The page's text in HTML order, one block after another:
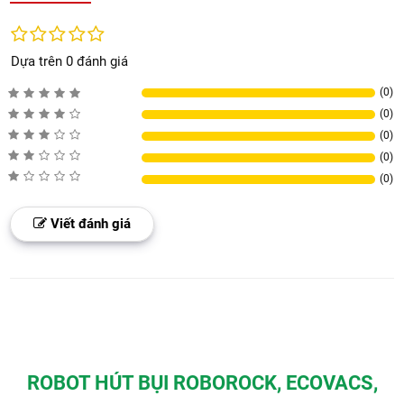
Dựa trên 0 đánh giá
(0)
(0)
(0)
(0)
(0)
Viết đánh giá
ROBOT HÚT BỤI ROBOROCK, ECOVACS,